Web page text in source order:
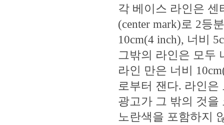
각 베이스 라인은
(center mark)로 2등
10cm(4 inch), 너비
그밖의 라인은 모두
라인 만은 너비
로부터 잰다. 라인
광고가 그 밖의 것을
노란색을 포함하지